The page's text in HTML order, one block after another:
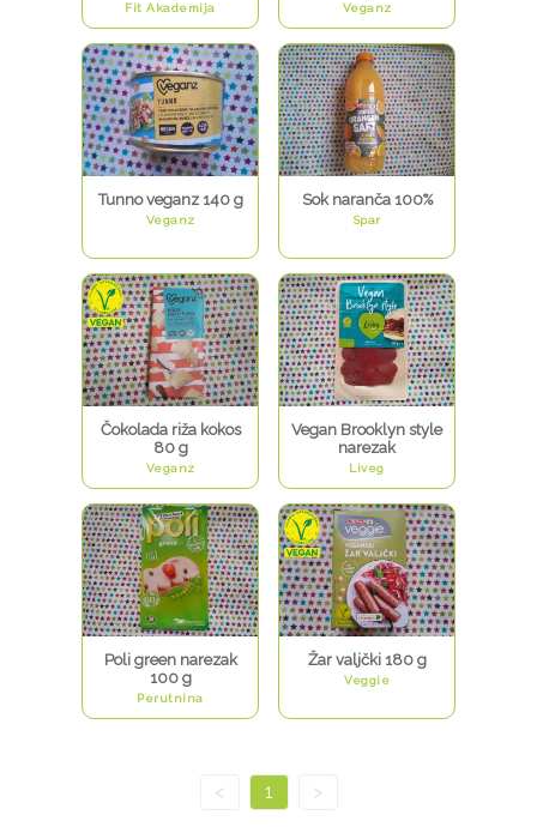
Fit Akademija Veganz
Tunno veganz 140 g
Veganz
Sok naranča 100%
Spar
Čokolada riža kokos
80 g
Veganz
Vegan Brooklyn style
narezak
Liveg
Poli green narezak
100 g
Perutnina
Žar valjčki 180 g
Veggie
< 1 >